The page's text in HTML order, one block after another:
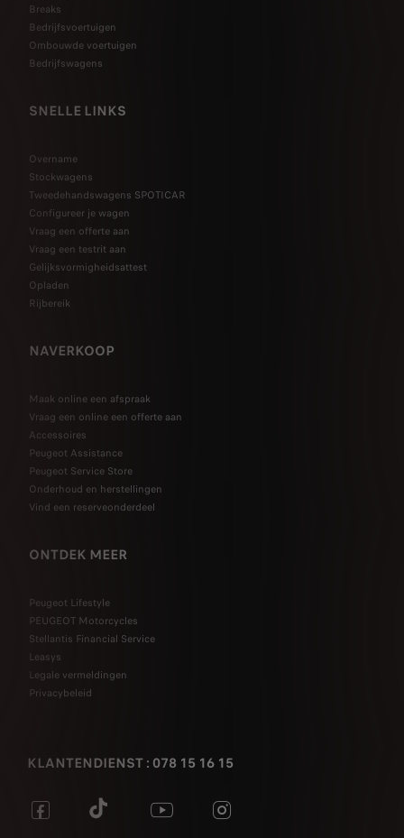
Breaks
Bedrijfsvoertuigen
Ombouwde voertuigen
Bedrijfswagens
SNELLE LINKS
Overname
Stockwagens
Tweedehandswagens SPOTICAR
Configureer je wagen
Vraag een offerte aan
Vraag een testrit aan
Gelijksvormigheidsattest
Opladen
Rijbereik
NAVERKOOP
Maak online een afspraak
Vraag een online een offerte aan
Accessoires
Peugeot Assistance
Peugeot Service Store
Onderhoud en herstellingen
Vind een reserveonderdeel
ONTDEK MEER
Peugeot Lifestyle
PEUGEOT Motorcycles
Stellantis Financial Service
Leasys
Legale vermeldingen
Privacybeleid
KLANTENDIENST : 078 15 16 15